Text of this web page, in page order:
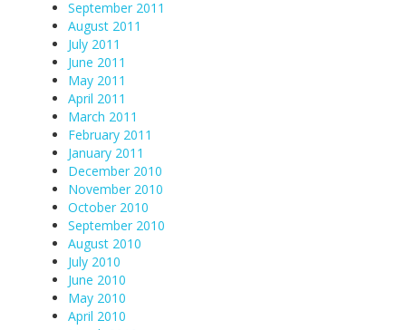
September 2011
August 2011
July 2011
June 2011
May 2011
April 2011
March 2011
February 2011
January 2011
December 2010
November 2010
October 2010
September 2010
August 2010
July 2010
June 2010
May 2010
April 2010